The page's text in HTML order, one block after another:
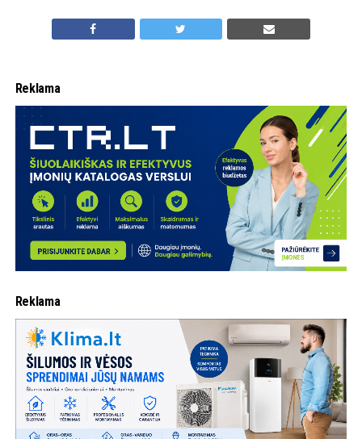
Reklama
Reklama